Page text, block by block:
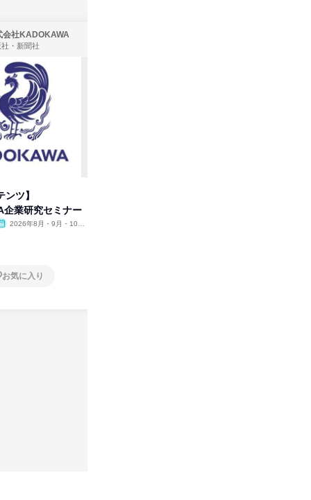
会社KADOKAWA
・新聞社
ンツ】
企業研究セミナー
2026年8月・9月・10
お気に入り